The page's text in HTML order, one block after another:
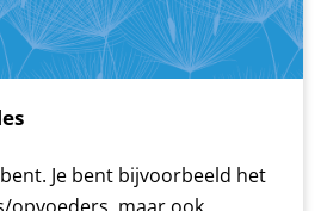
Je bent bijvoorbeeld het